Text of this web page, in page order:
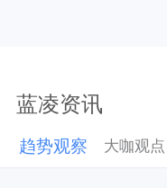
蓝凌资讯
趋势观察 大咖观点